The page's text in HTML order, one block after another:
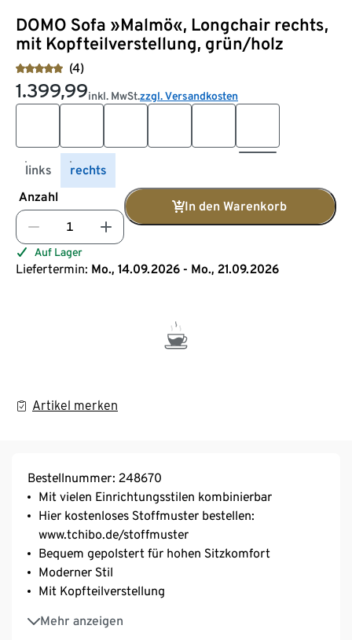
DOMO Sofa »Malmö«, Longchair rechts,
mit Kopfteilverstellung, grün/holz
(4)
1.399,99inkl. MwSt.zzgl. Versandkosten
links
rechts
Anzahl
In den Warenkorb
Auf Lager
Liefertermin: Mo., 14.09.2026 - Mo., 21.09.2026
Artikel merken
Bestellnummer: 248670
Mit vielen Einrichtungsstilen kombinierbar
Hier kostenloses Stoffmuster bestellen:
www.tchibo.de/stoffmuster
Bequem gepolstert für hohen Sitzkomfort
Moderner Stil
Mit Kopfteilverstellung
Mehr anzeigen
Rückseite komplett bezogen – frei im Raum stellbar
Mit Holzfüßen